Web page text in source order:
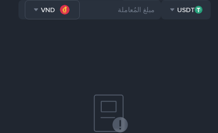
USDT
VND